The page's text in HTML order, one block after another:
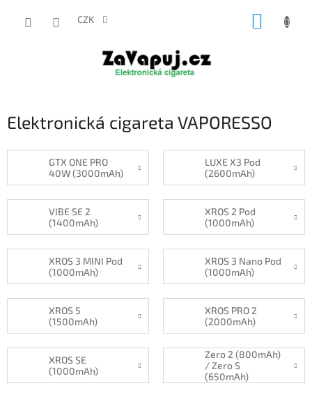
CZK
Elektronická cigareta VAPORESSO
GTX ONE PRO
40W (3000mAh)
LUXE X3 Pod
(2600mAh)
VIBE SE 2
(1400mAh)
XROS 2 Pod
(1000mAh)
XROS 3 MINI Pod
(1000mAh)
XROS 3 Nano Pod
(1000mAh)
XROS 5
(1500mAh)
XROS PRO 2
(2000mAh)
XROS SE
(1000mAh)
Zero 2 (800mAh)
/ Zero S
(650mAh)